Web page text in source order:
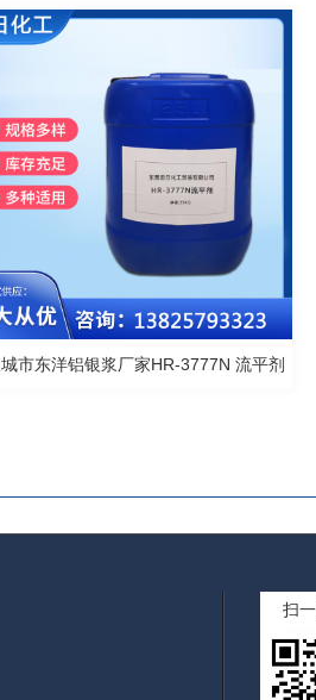
市东洋铝银浆厂家HR-3777N 流平剂
扫